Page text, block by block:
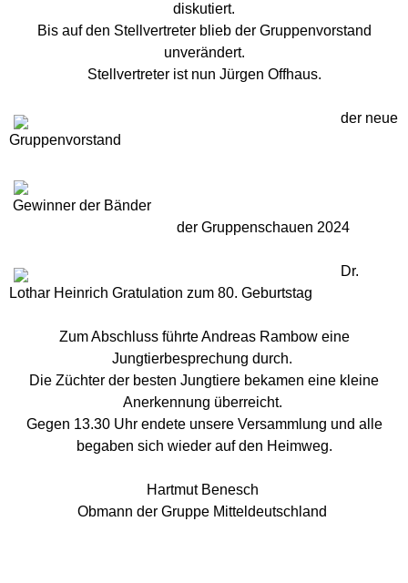
diskutiert.
Bis auf den Stellvertreter blieb der Gruppenvorstand
unverändert.
Stellvertreter ist nun Jürgen Offhaus.
der neue
Gruppenvorstand
Gewinner der Bänder
der Gruppenschauen 2024
Dr.
Lothar Heinrich Gratulation zum 80. Geburtstag
Zum Abschluss führte Andreas Rambow eine
Jungtierbesprechung durch.
Die Züchter der besten Jungtiere bekamen eine kleine
Anerkennung überreicht.
Gegen 13.30 Uhr endete unsere Versammlung und alle
begaben sich wieder auf den Heimweg.
Hartmut Benesch
Obmann der Gruppe Mitteldeutschland